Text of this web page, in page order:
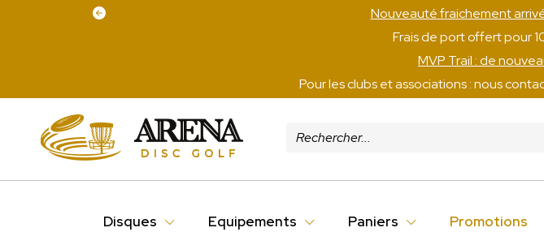
Nouveauté fraichement
Frais de port offert pour
MVP Trail : de
Pour les clubs et associations : nous
Disques Equipements Paniers Promotions